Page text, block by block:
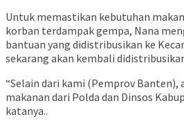
Untuk memastikan kebutuhan
korban terdampak gempa, Nana
bantuan yang didistribusikan ke
sekarang akan kembali
“Selain dari kami (Pemprov Banten),
makanan dari Polda dan Dinsos
katanya..